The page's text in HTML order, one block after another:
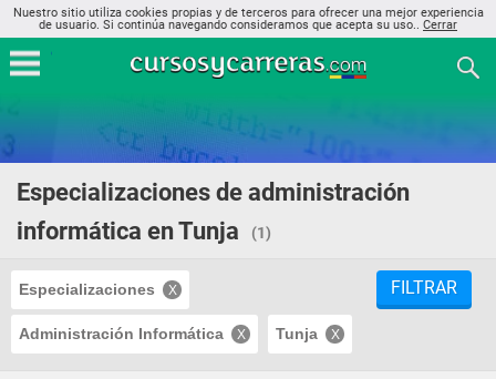
Nuestro sitio utiliza cookies propias y de terceros para ofrecer una mejor experiencia
de usuario. Si continúa navegando consideramos que acepta su uso.. Cerrar
Especializaciones de administración
informática en Tunja
(1)
Especializaciones
Administración Informática Tunja
FILTRAR